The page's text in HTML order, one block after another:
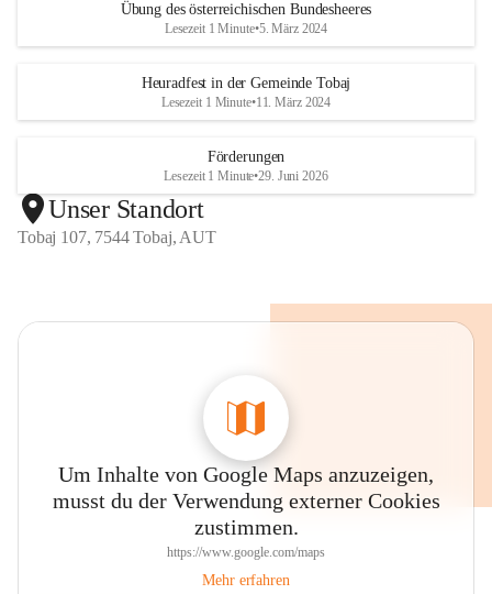
Übung des österreichischen Bundesheeres
Lesezeit 1 Minute•5. März 2024
Heuradfest in der Gemeinde Tobaj
Lesezeit 1 Minute•11. März 2024
Förderungen
Lesezeit 1 Minute•29. Juni 2026
Unser Standort
Tobaj 107, 7544 Tobaj, AUT
Um Inhalte von Google Maps anzuzeigen,
musst du der Verwendung externer Cookies
zustimmen.
https://www.google.com/maps
Mehr erfahren